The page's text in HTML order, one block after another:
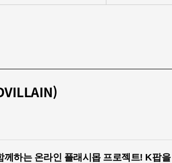
하는 온라인 플래시몹 프로젝트! K팝